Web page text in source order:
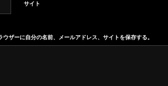
サイト
ザーに自分の名前、メールアドレス、サイトを保存する。